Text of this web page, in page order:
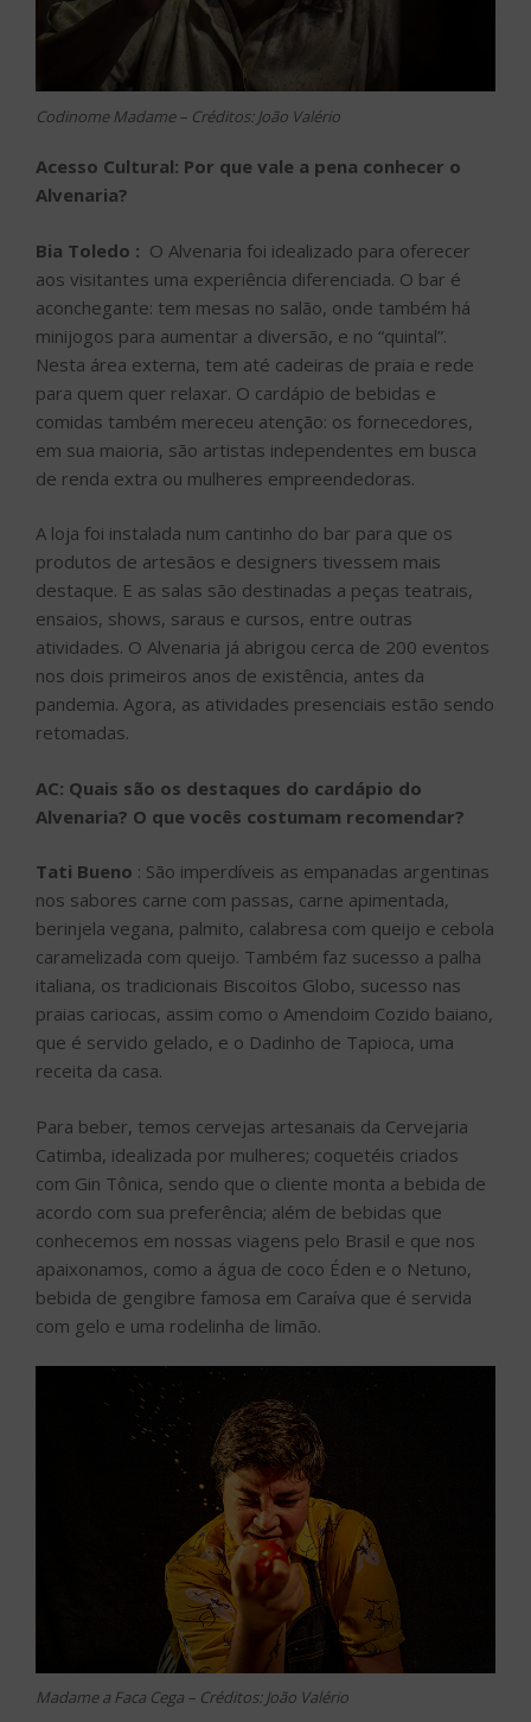
Codinome Madame – Créditos: João Valério
Acesso Cultural: Por que vale a pena conhecer o
Alvenaria?
Bia Toledo : O Alvenaria foi idealizado para oferecer
aos visitantes uma experiência diferenciada. O bar é
aconchegante: tem mesas no salão, onde também há
minijogos para aumentar a diversão, e no “quintal”.
Nesta área externa, tem até cadeiras de praia e rede
para quem quer relaxar. O cardápio de bebidas e
comidas também mereceu atenção: os fornecedores,
em sua maioria, são artistas independentes em busca
de renda extra ou mulheres empreendedoras.
A loja foi instalada num cantinho do bar para que os
produtos de artesãos e designers tivessem mais
destaque. E as salas são destinadas a peças teatrais,
ensaios, shows, saraus e cursos, entre outras
atividades. O Alvenaria já abrigou cerca de 200 eventos
nos dois primeiros anos de existência, antes da
pandemia. Agora, as atividades presenciais estão sendo
retomadas.
AC: Quais são os destaques do cardápio do
Alvenaria? O que vocês costumam recomendar?
Tati Bueno : São imperdíveis as empanadas argentinas
nos sabores carne com passas, carne apimentada,
berinjela vegana, palmito, calabresa com queijo e cebola
caramelizada com queijo. Também faz sucesso a palha
italiana, os tradicionais Biscoitos Globo, sucesso nas
praias cariocas, assim como o Amendoim Cozido baiano,
que é servido gelado, e o Dadinho de Tapioca, uma
receita da casa.
Para beber, temos cervejas artesanais da Cervejaria
Catimba, idealizada por mulheres; coquetéis criados
com Gin Tônica, sendo que o cliente monta a bebida de
acordo com sua preferência; além de bebidas que
conhecemos em nossas viagens pelo Brasil e que nos
apaixonamos, como a água de coco Éden e o Netuno,
bebida de gengibre famosa em Caraíva que é servida
com gelo e uma rodelinha de limão.
Madame a Faca Cega – Créditos: João Valério